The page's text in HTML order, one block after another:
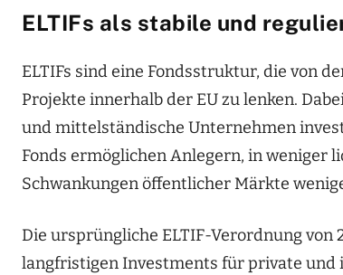
ELTIFs als stabile und
ELTIFs sind eine Fondsstruktur, die von
Projekte innerhalb der EU zu lenken.
und mittelständische Unternehmen
Fonds ermöglichen Anlegern, in weniger
Schwankungen öffentlicher Märkte
Die ursprüngliche ELTIF-Verordnung
langfristigen Investments für private